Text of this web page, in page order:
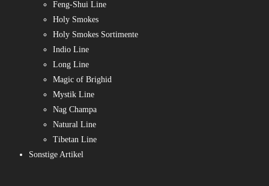
Feng-Shui Line
Holy Smokes
Holy Smokes Sortimente
Indio Line
Long Line
Magic of Brighid
Mystik Line
Nag Champa
Natural Line
Tibetan Line
Sonstige Artikel